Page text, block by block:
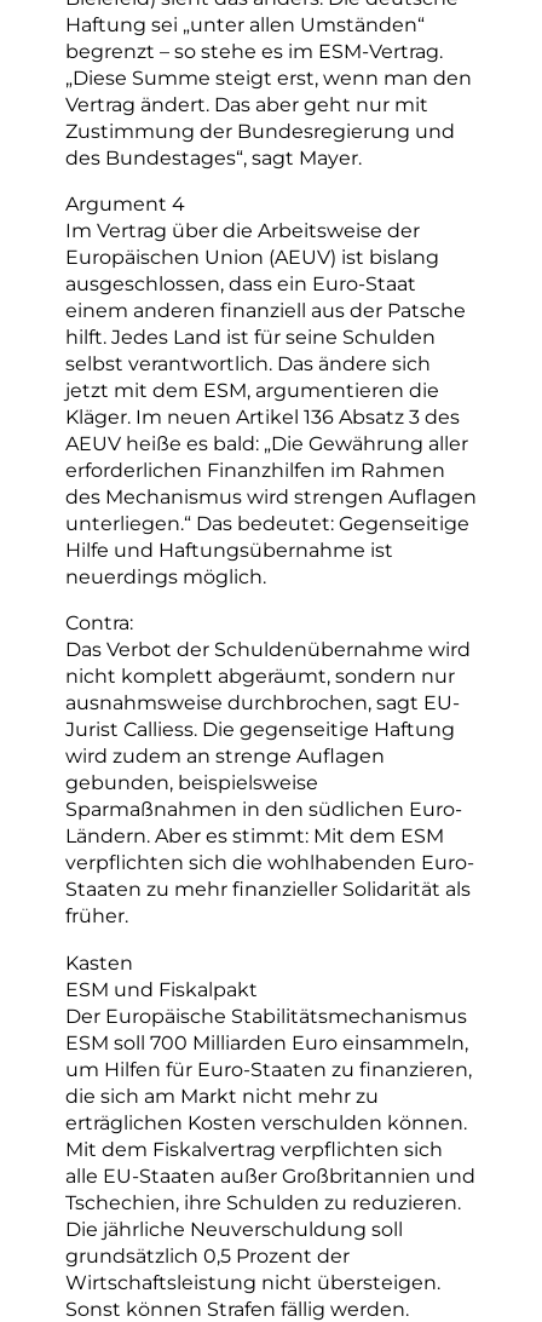
Haftung sei „unter allen Umständen“
begrenzt – so stehe es im ESM-Vertrag.
„Diese Summe steigt erst, wenn man den
Vertrag ändert. Das aber geht nur mit
Zustimmung der Bundesregierung und
des Bundestages“, sagt Mayer.
Argument 4
Im Vertrag über die Arbeitsweise der
Europäischen Union (AEUV) ist bislang
ausgeschlossen, dass ein Euro-Staat
einem anderen finanziell aus der Patsche
hilft. Jedes Land ist für seine Schulden
selbst verantwortlich. Das ändere sich
jetzt mit dem ESM, argumentieren die
Kläger. Im neuen Artikel 136 Absatz 3 des
AEUV heiße es bald: „Die Gewährung aller
erforderlichen Finanzhilfen im Rahmen
des Mechanismus wird strengen Auflagen
unterliegen.“ Das bedeutet: Gegenseitige
Hilfe und Haftungsübernahme ist
neuerdings möglich.
Contra:
Das Verbot der Schuldenübernahme wird
nicht komplett abgeräumt, sondern nur
ausnahmsweise durchbrochen, sagt EU-
Jurist Calliess. Die gegenseitige Haftung
wird zudem an strenge Auflagen
gebunden, beispielsweise
Sparmaßnahmen in den südlichen Euro-
Ländern. Aber es stimmt: Mit dem ESM
verpflichten sich die wohlhabenden Euro-
Staaten zu mehr finanzieller Solidarität als
früher.
Kasten
ESM und Fiskalpakt
Der Europäische Stabilitätsmechanismus
ESM soll 700 Milliarden Euro einsammeln,
um Hilfen für Euro-Staaten zu finanzieren,
die sich am Markt nicht mehr zu
erträglichen Kosten verschulden können.
Mit dem Fiskalvertrag verpflichten sich
alle EU-Staaten außer Großbritannien und
Tschechien, ihre Schulden zu reduzieren.
Die jährliche Neuverschuldung soll
grundsätzlich 0,5 Prozent der
Wirtschaftsleistung nicht übersteigen.
Sonst können Strafen fällig werden.